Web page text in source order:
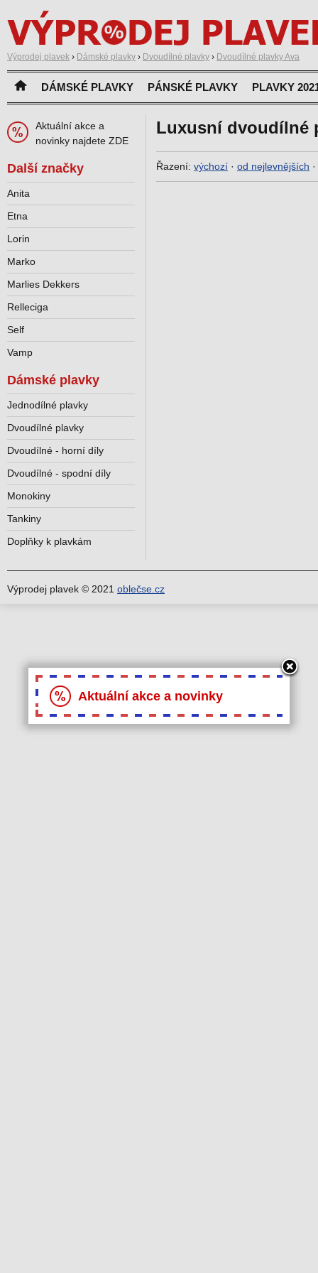
Výprodej plavek › Dámské plavky › Dvoudílné plavky › Dvoudílné plavky Ava
DÁMSKÉ PLAVKY PÁNSKÉ PLAVKY PLAVKY
Luxusní dvoudílné
Řazení: výchozí · od nejlevnějších ·
Aktuální akce a
novinky najdete ZDE
Další značky
Anita
Etna
Lorin
Marko
Marlies Dekkers
Relleciga
Self
Vamp
Dámské plavky
Jednodílné plavky
Dvoudílné plavky
Dvoudílné - horní díly
Dvoudílné - spodní díly
Monokiny
Tankiny
Doplňky k plavkám
Výprodej plavek © 2021 oblečse.cz
Aktuální akce a novinky